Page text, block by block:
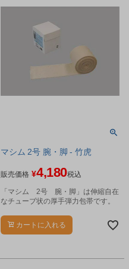
マシム 2号 腕・脚 - 竹虎
販売価格 ¥4,180税込
「マシム 2号 腕・脚」は伸縮自在
なチューブ状の厚手弾力包帯です。
カートに入れる